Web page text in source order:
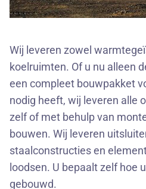
Wij leveren zowel
koelruimten. Of u nu alleen
een compleet bouwpakket
nodig heeft, wij leveren alle
zelf of met behulp van
bouwen. Wij leveren
staalconstructies en
loodsen. U bepaalt zelf hoe
gebouwd.